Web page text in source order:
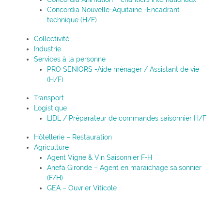
Concordia Nouvelle-Aquitaine -Encadrant
technique (H/F)
Collectivité
Industrie
Services à la personne
PRO SENIORS -Aide ménager / Assistant de vie
(H/F)
Transport
Logistique
LIDL / Préparateur de commandes saisonnier H/F
Hôtellerie – Restauration
Agriculture
Agent Vigne & Vin Saisonnier F-H
Anefa Gironde – Agent en maraîchage saisonnier
(F/H)
GEA – Ouvrier Viticole